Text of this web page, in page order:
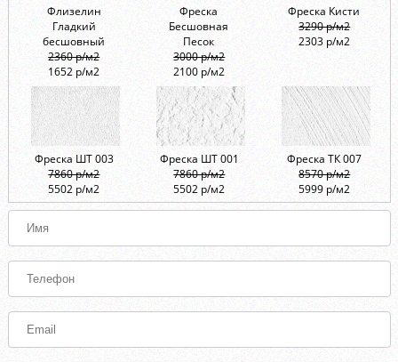
Флизелин
Гладкий
бесшовный
2360 р/м2
1652 р/м2
Фреска
Бесшовная
Песок
3000 р/м2
2100 р/м2
Фреска Кисти
3290 р/м2
2303 р/м2
Фреска ШТ 003
7860 р/м2
5502 р/м2
Фреска ШТ 001
7860 р/м2
5502 р/м2
Фреска ТК 007
8570 р/м2
5999 р/м2